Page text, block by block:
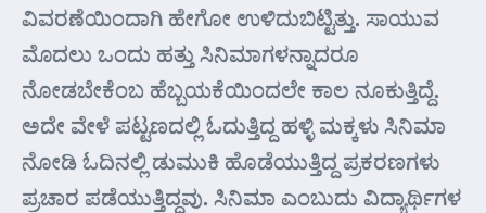
ವಿವರಣೆಯಿಂದಾಗಿ ಹೇಗೋ ಉಳಿದುಬಿಟ್ಟಿತ್ತು. ಸಾಯುವ
ಮೊದಲು ಒಂದು ಹತ್ತು ಸಿನಿಮಾಗಳನ್ನಾದರೂ
ನೋಡಬೇಕೆಂಬ ಹೆಬ್ಬಯಕೆಯಿಂದಲೇ ಕಾಲ ನೂಕುತ್ತಿದ್ದೆ.
ಅದೇ ವೇಳೆ ಪಟ್ಟಣದಲ್ಲಿ ಓದುತ್ತಿದ್ದ ಹಳ್ಳಿ ಮಕ್ಕಳು ಸಿನಿಮಾ
ನೋಡಿ ಓದಿನಲ್ಲಿ ಡುಮುಕಿ ಹೊಡೆಯುತ್ತಿದ್ದ ಪ್ರಕರಣಗಳು
ಪ್ರಚಾರ ಪಡೆಯುತ್ತಿದ್ದವು. ಸಿನಿಮಾ ಎಂಬುದು ವಿದ್ಯಾರ್ಥಿಗಳ